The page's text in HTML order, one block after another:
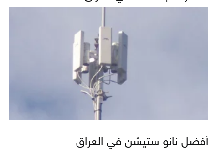
أفضل نانو ستيشن في العراق